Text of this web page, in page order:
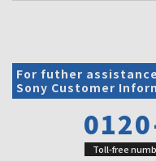
For futher
Sony Customer
Toll-free